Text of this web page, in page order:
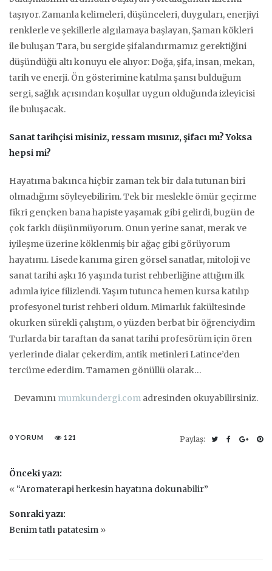
taşıyor. Zamanla kelimeleri, düşünceleri, duyguları, enerjiyi
renklerle ve şekillerle algılamaya başlayan, Şaman kökleri
ile buluşan Tara, bu sergide şifalandırmamız gerektiğini
düşündüğü altı konuyu ele alıyor: Doğa, şifa, insan, mekan,
tarih ve enerji. Ön gösterimine katılma şansı bulduğum
sergi, sağlık açısından koşullar uygun olduğunda izleyicisi
ile buluşacak.
Sanat tarihçisi misiniz, ressam mısınız, şifacı mı? Yoksa
hepsi mi?
Hayatıma bakınca hiçbir zaman tek bir dala tutunan biri
olmadığımı söyleyebilirim. Tek bir meslekle ömür geçirme
fikri gençken bana hapiste yaşamak gibi gelirdi, bugün de
çok farklı düşünmüyorum. Onun yerine sanat, merak ve
iyileşme üzerine köklenmiş bir ağaç gibi görüyorum
hayatımı. Lisede kanıma giren görsel sanatlar, mitoloji ve
sanat tarihi aşkı 16 yaşında turist rehberliğine attığım ilk
adımla iyice filizlendi. Yaşım tutunca hemen kursa katılıp
profesyonel turist rehberi oldum. Mimarlık fakültesinde
okurken sürekli çalıştım, o yüzden berbat bir öğrenciydim
Turlarda bir taraftan da sanat tarihi profesörüm için ören
yerlerinde dialar çekerdim, antik metinleri Latince’den
tercüme ederdim. Tamamen gönüllü olarak…
Devamını mumkundergi.com adresinden okuyabilirsiniz.
0 YORUM 121 Paylaş:
Önceki yazı:
« “Aromaterapi herkesin hayatına dokunabilir”
Sonraki yazı:
Benim tatlı patatesim »